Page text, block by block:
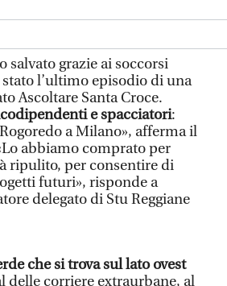
salvato grazie ai soccorsi
l’ultimo episodio di una
Ascoltare Santa Croce.
e spacciatori:
a Milano», afferma il
abbiamo comprato per
ripulito, per consentire di
futuri», risponde a
delegato di Stu Reggiane
che si trova sul lato ovest
delle corriere extraurbane, al